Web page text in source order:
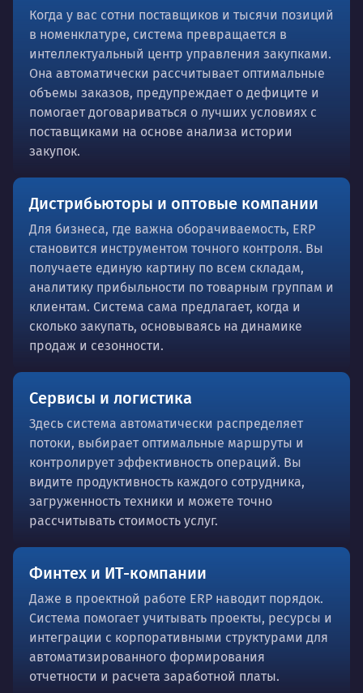
Когда у вас сотни поставщиков и тысячи позиций
в номенклатуре, система превращается в
интеллектуальный центр управления закупками.
Она автоматически рассчитывает оптимальные
объемы заказов, предупреждает о дефиците и
помогает договариваться о лучших условиях с
поставщиками на основе анализа истории
закупок.
Дистрибьюторы и оптовые компании
Для бизнеса, где важна оборачиваемость, ERP
становится инструментом точного контроля. Вы
получаете единую картину по всем складам,
аналитику прибыльности по товарным группам и
клиентам. Система сама предлагает, когда и
сколько закупать, основываясь на динамике
продаж и сезонности.
Сервисы и логистика
Здесь система автоматически распределяет
потоки, выбирает оптимальные маршруты и
контролирует эффективность операций. Вы
видите продуктивность каждого сотрудника,
загруженность техники и можете точно
рассчитывать стоимость услуг.
Финтех и ИТ-компании
Даже в проектной работе ERP наводит порядок.
Система помогает учитывать проекты, ресурсы и
интеграции с корпоративными структурами для
автоматизированного формирования
отчетности и расчета заработной платы.